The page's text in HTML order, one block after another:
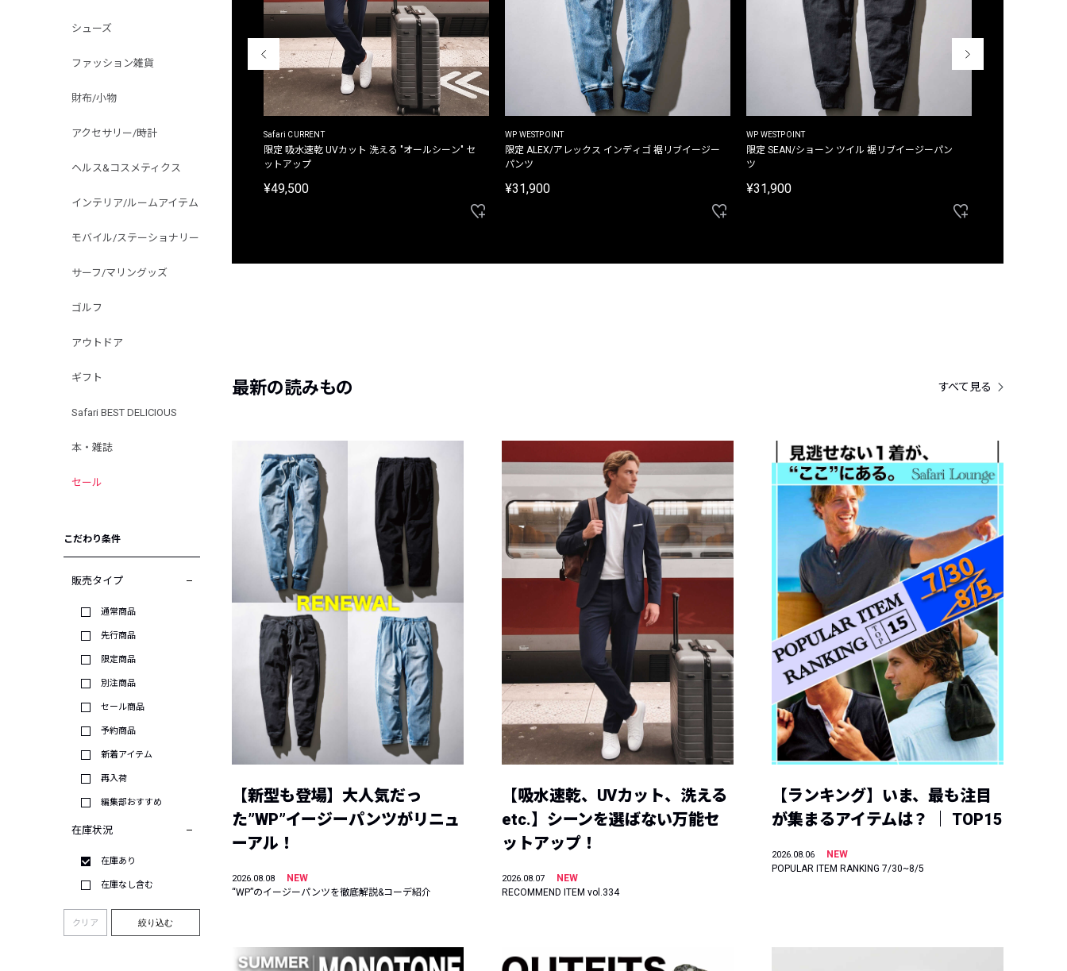
シューズ
ファッション雑貨
財布/小物
アクセサリー/時計
ヘルス&コスメティクス
インテリア/ルームアイテム
モバイル/ステーショナリー
サーフ/マリングッズ
ゴルフ
アウトドア
ギフト
Safari BEST DELICIOUS
本・雑誌
セール
こだわり条件
販売タイプ
通常商品
先行商品
限定商品
別注商品
セール商品
予約商品
新着アイテム
再入荷
編集部おすすめ
在庫状況
在庫あり
在庫なし含む
クリア 絞り込む
Safari CURRENT
限定 吸水速乾 UVカット 洗える "オールシーン" セ
ットアップ
¥49,500
WP WESTPOINT
限定 ALEX/アレックス インディゴ 裾リブイージー
パンツ
¥31,900
WP WESTPOINT
限定 SEAN/ショーン ツイル 裾リブイージーパン
ツ
¥31,900
最新の読みもの すべて見る
【新型も登場】大人気だっ
た”WP”イージーパンツがリニュ
ーアル！
2026.08.08
NEW
“WP”のイージーパンツを徹底解説&コーデ紹介
【吸水速乾、UVカット、洗える
etc.】シーンを選ばない万能セ
ットアップ！
2026.08.07
NEW
RECOMMEND ITEM vol.334
【ランキング】いま、最も注目
が集まるアイテムは？ ｜ TOP15
2026.08.06
NEW
POPULAR ITEM RANKING 7/30~8/5